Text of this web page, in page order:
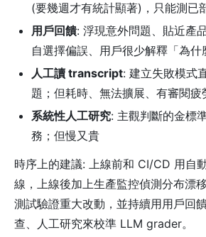
(要幾週才有統計顯著)，只能測已
用戶回饋: 浮現意外問題、貼近產
自選擇偏誤、用戶很少解釋「為什
人工讀 transcript: 建立失敗模式
題；但耗時、無法擴展、有審閱疲
系統性人工研究: 主觀判斷的金標
務；但慢又貴
時序上的建議: 上線前和 CI/CD 用自
線，上線後加上生產監控偵測分布漂
測試驗證重大改動，並持續用用戶回
查、人工研究來校準 LLM grader。